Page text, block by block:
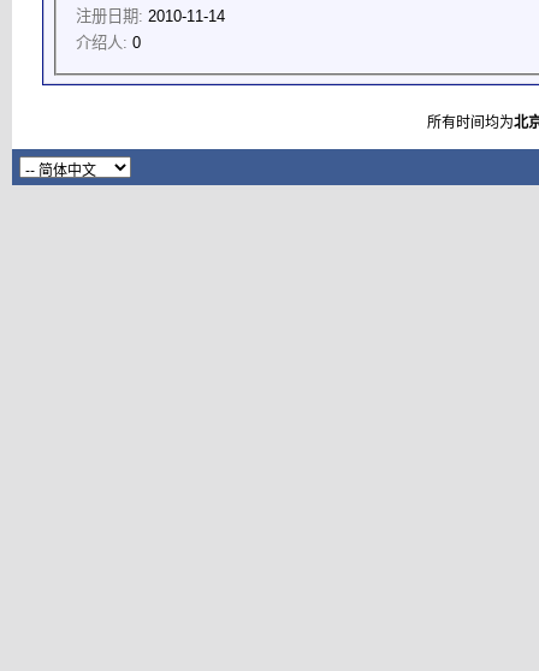
注册日期: 2010-11-14
介绍人: 0
所有时间均为北